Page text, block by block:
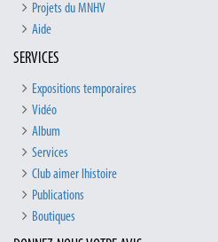
Projets du MNHV
Aide
SERVICES
Expositions temporaires
Vidéo
Album
Services
Club aimer lhistoire
Publications
Boutiques